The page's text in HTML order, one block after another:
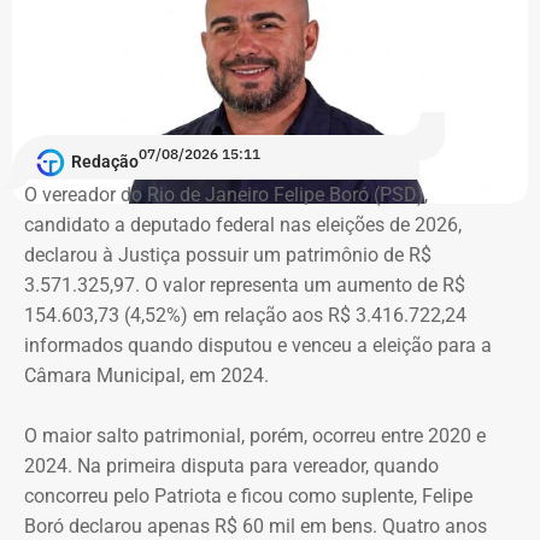
Rafael Aloisio Freitas chega a R$
1,69 milhão em bens após
crescimento contínuo
O vereador do Rio de Janeiro Rafael Aloisio Freitas
declarou patrimônio de R$ 1.689.170,09 em 2026. Em
2024, havia informado R$ 1.645.422,28, enquanto em
2020 declarou R$ 967.164,03.
A evolução patrimonial é contínua ao longo das
declarações apresentadas à Justiça Eleitoral. Em 2016, o
184.722,60.
Ao longo de duas décadas, os bens declarados por Rafael
Aloisio Freitas aumentaram R$ 1.504.447,49, passando
secretaria e discutir suas atribuições.
“A nossa mobilização deu resultado. Fomos ouvidos e
recebemos o compromisso de que, em até dez dias, a
secretaria será recriada”, afirmou Tatiana Roque em
publicação nas redes sociais.
Críticas da comunidade científica
A recriação da secretaria ocorre após críticas de
pesquisadores, universidades e entidades ligadas ao
setor, que contestaram a decisão do governo de tirar a
estrutura própria da área durante a reorganização
“Ele [Ricardo Couto] ouviu as críticas da comunidade
cientifica, dos representantes que estavam aqui, e disse
Redação07/08/2026 15:11
O vereador do Rio de Janeiro Felipe Boró (PSD),
candidato a deputado federal nas eleições de 2026,
declarou à Justiça possuir um patrimônio de R$
3.571.325,97. O valor representa um aumento de R$
154.603,73 (4,52%) em relação aos R$ 3.416.722,24
informados quando disputou e venceu a eleição para a
Câmara Municipal, em 2024.
O maior salto patrimonial, porém, ocorreu entre 2020 e
2024. Na primeira disputa para vereador, quando
concorreu pelo Patriota e ficou como suplente, Felipe
Boró declarou apenas R$ 60 mil em bens. Quatro anos